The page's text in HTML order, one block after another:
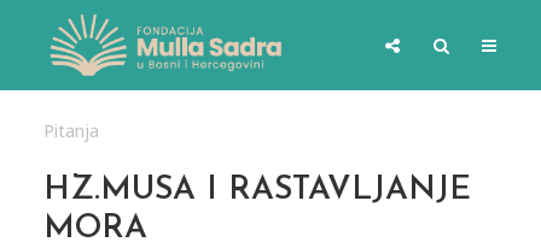
Pitanja
HZ.MUSA I RASTAVLJANJE
MORA